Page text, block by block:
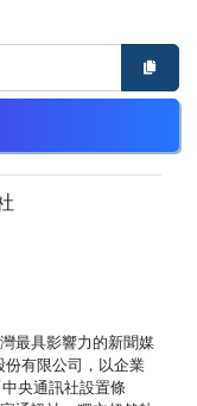
最具影響力的新聞媒
有限公司，以企業
央通訊社設置條